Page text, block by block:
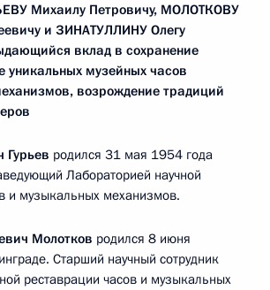
Михаилу Петровичу, МОЛОТКОВУ
и ЗИНАТУЛЛИНУ Олегу
вклад в сохранение
уникальных музейных часов
возрождение традиций
Гурьев родился 31 мая 1954 года
Лабораторией научной
и музыкальных механизмов.
Молотков родился 8 июня
Старший научный сотрудник
реставрации часов и музыкальных